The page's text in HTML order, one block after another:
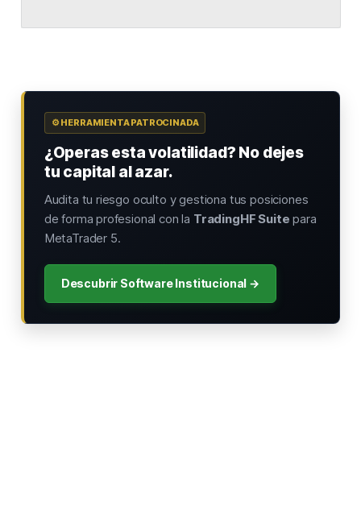
⚙️ HERRAMIENTA PATROCINADA
¿Operas esta volatilidad? No dejes
tu capital al azar.
Audita tu riesgo oculto y gestiona tus posiciones
de forma profesional con la TradingHF Suite para
MetaTrader 5.
Descubrir Software Institucional →